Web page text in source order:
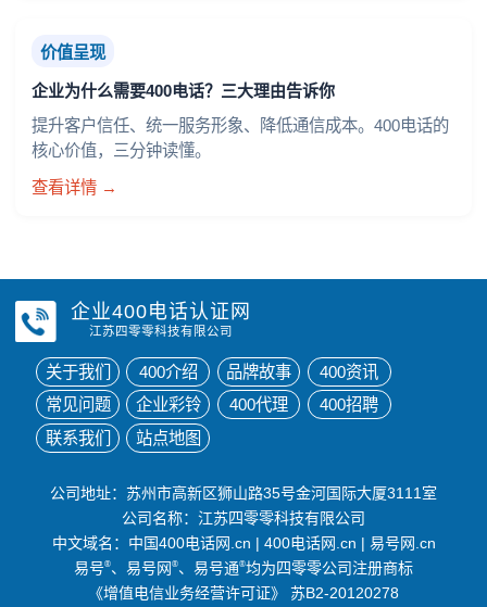
价值呈现
企业为什么需要400电话？三大理由告诉你
提升客户信任、统一服务形象、降低通信成本。400电话的
核心价值，三分钟读懂。
查看详情 →
企业400电话认证网
江苏四零零科技有限公司
关于我们 400介绍 品牌故事
400资讯
常见问题
企业彩铃 400代理
400招聘
联系我们
站点地图
公司地址：苏州市高新区狮山路35号金河国际大厦3111室
公司名称：江苏四零零科技有限公司
中文域名： 中国400电话网.cn | 400电话网.cn | 易号网.cn
易号®、易号网 ®、易号通®均为四零零公司注册商标
《增值电信业务经营许可证》
苏B2-20120278